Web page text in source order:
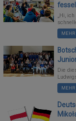
„Hi,
MEHR
Die
MEHR